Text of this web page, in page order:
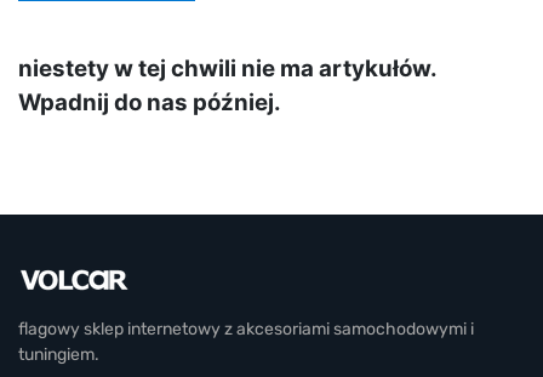
niestety w tej chwili nie ma artykułów.
Wpadnij do nas później.
flagowy sklep internetowy z akcesoriami samochodowymi i
tuningiem.